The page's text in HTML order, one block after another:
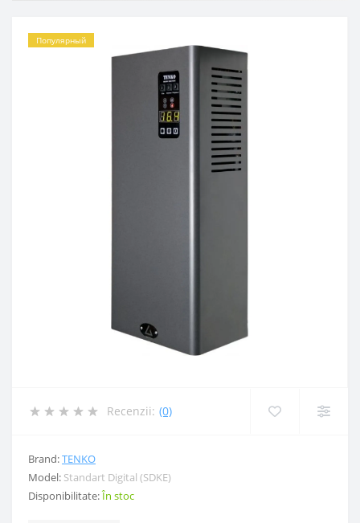
Популярный
Recenzii: (0)
Brand:TENKO
Model: Standart Digital (SDKE)
Disponibilitate:În stoc